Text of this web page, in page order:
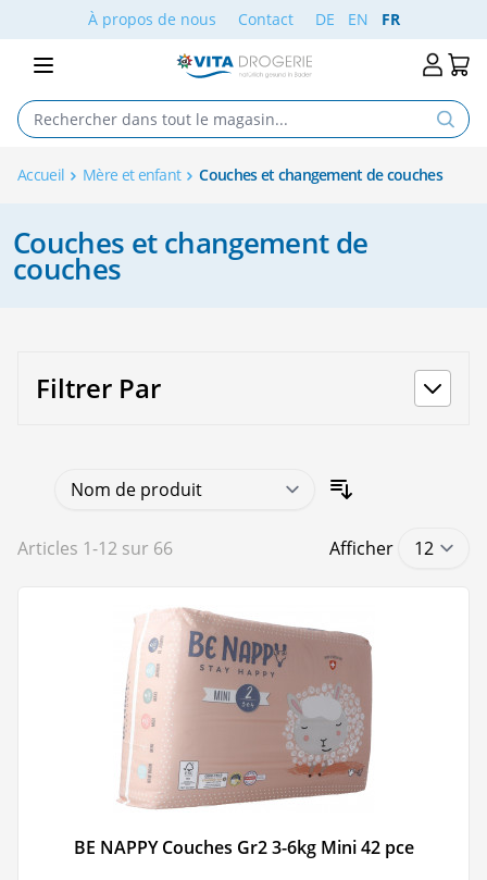
Aller au contenuÀ propos de nous Contact DE EN FR
Accueil Mère et enfant Couches et changement de couches
Couches et changement de
couches
Filtrer Par
Articles 1-12 sur 66 Afficher
BE NAPPY Couches Gr2 3-6kg Mini 42 pce